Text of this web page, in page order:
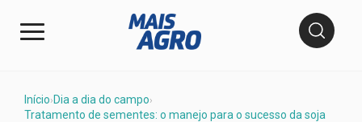
Início› Dia a dia do campo›
Tratamento de sementes: o manejo para o sucesso da soja